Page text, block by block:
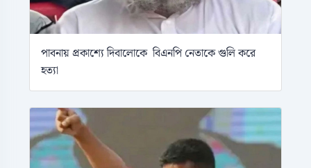
পাবনায় প্রকাশ্যে দিবালোকে বিএনপি নেতাকে গুলি করে
হত্যা